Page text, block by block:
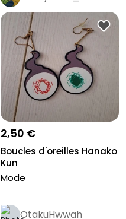
2,50 €
Boucles d'oreilles Hanako
Kun
Mode
OtakuHwwah